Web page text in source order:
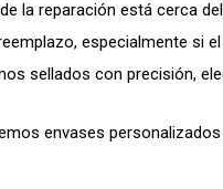
la reparación está cerca
especialmente si
sellados con precisión,
envases